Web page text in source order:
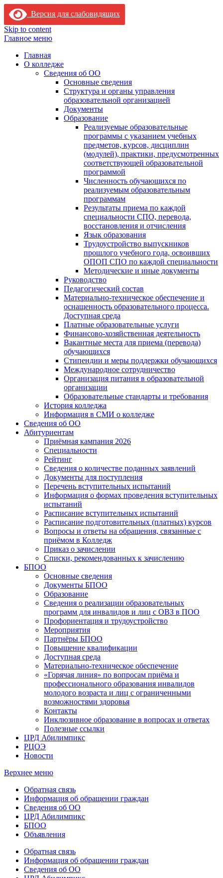
Версия для слабовидящих
Skip to content
Главное меню
Главная
О колледже
Сведения об ОО
Основные сведения
Структура и органы управления
образовательной организацией
Документы
Образование
Реализуемые образовательные
программы с указанием учебных
предметов, курсов, дисциплин
(модулей), практики, предусмотренных
соответствующей образовательной
программой
Численность обучающихся по
реализуемым образовательным
программам
Результаты приема по каждой
специальности СПО, перевода,
восстановления и отчисления
Язык образования
Трудоустройство выпускников
прошлого учебного года, освоивших
ОПОП СПО по каждой специальности
Методические и иные документы
Руководство
Педагогический состав
Материально-техническое обеспечение и
оснащенность образовательного процесса.
Доступная среда
Платные образовательные услуги
Финансово-хозяйственная деятельность
Вакантные места для приема (перевода)
обучающихся
Стипендии и меры поддержки обучающихся
Международное сотрудничество
Организация питания в образовательной
организации
Образовательные стандарты и требования
История колледжа
Информация в СМИ о колледже
Сведения об ОО
Абитуриентам
Приёмная кампания 2026
Специальности
Рейтинг
Сведения о количестве поданных заявлений
Документы для поступления
Перечень вступительных испытаний
Информация о формах проведения вступительных
испытаний
Расписание вступительных испытаний
Расписание подготовительных (платных) курсов
Вопросы и ответы на обращения, связанные с
приёмом в Колледж
Приказ о зачислении
Списки, рекомендованных к зачислению
БПОО
Основные сведения
Документы БПОО
Образование
Сведения о реализации образовательных
программ для инвалидов и лиц с ОВЗ в ПОО
Профориентация и трудоустройство
Мероприятия
Партнёры БПОО
Повышение квалификации
Доступная среда
Материально-техническое обеспечение
«Горячая линия» по вопросам приёма и
профессионального образования инвалидов
молодого возраста и лиц с ограниченными
возможностями здоровья
Контакты
Инклюзивное образование в вопросах и ответах
Полезные ссылки
ЦРД Абилимпикс
РЦОЭ
Новости
Верхнее меню
Обратная связь
Информация об обращении граждан
Сведения об ОО
ЦРД Абилимпикс
БПОО
Объявления
Обратная связь
Информация об обращении граждан
Сведения об ОО